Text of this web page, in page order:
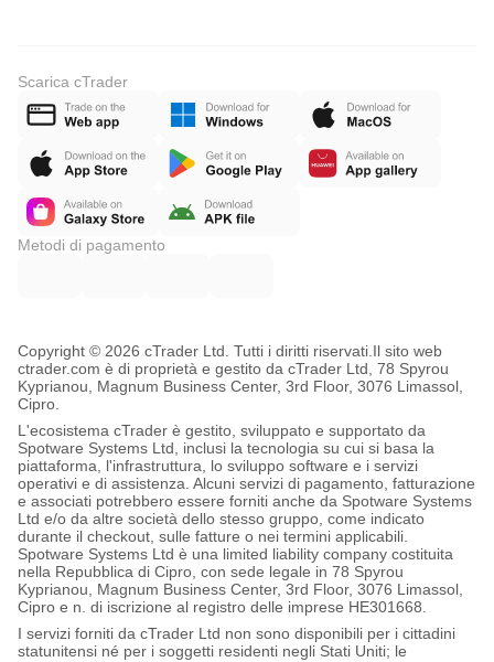
Scarica cTrader
Metodi di pagamento
Copyright © 2026 cTrader Ltd. Tutti i diritti riservati. Il sito web
ctrader.com è di proprietà e gestito da cTrader Ltd, 78 Spyrou
Kyprianou, Magnum Business Center, 3rd Floor, 3076 Limassol,
Cipro.
L'ecosistema cTrader è gestito, sviluppato e supportato da
Spotware Systems Ltd, inclusi la tecnologia su cui si basa la
piattaforma, l'infrastruttura, lo sviluppo software e i servizi
operativi e di assistenza. Alcuni servizi di pagamento, fatturazione
e associati potrebbero essere forniti anche da Spotware Systems
Ltd e/o da altre società dello stesso gruppo, come indicato
durante il checkout, sulle fatture o nei termini applicabili.
Spotware Systems Ltd è una limited liability company costituita
nella Repubblica di Cipro, con sede legale in 78 Spyrou
Kyprianou, Magnum Business Center, 3rd Floor, 3076 Limassol,
Cipro e n. di iscrizione al registro delle imprese HE301668.
I servizi forniti da cTrader Ltd non sono disponibili per i cittadini
statunitensi né per i soggetti residenti negli Stati Uniti; le